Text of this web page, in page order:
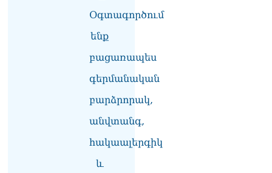
Օգտագործում
ենք
բացառապես
գերմանական
բարձրորակ,
անվտանգ,
հակաալերգիկ
և
Փաշինյան
ՀԲԸՄ-ն կոչ է անում
կասեցնել քրեական
վարույթը, որը հակասում է
ավանդույթներին
Քննչական կոմիտեն
արձագանքել է Աննա